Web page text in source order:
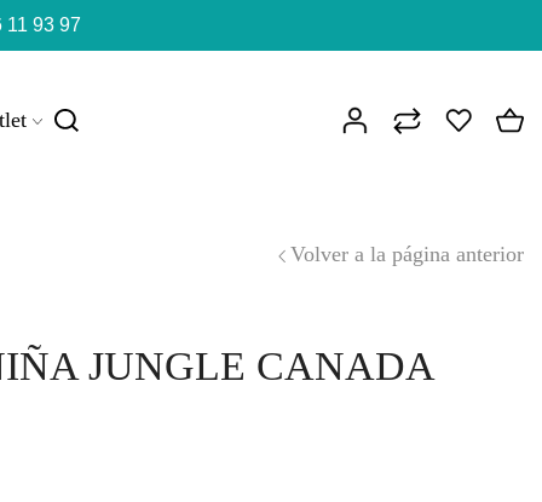
93 97
Volver a la página anterior
JUNGLE CANADA